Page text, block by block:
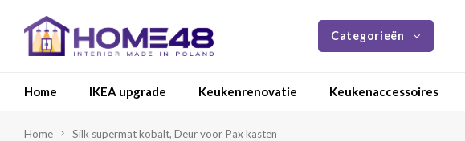
Categorieën
Home IKEA upgrade Keukenrenovatie Keukenaccessoires
Home Silk supermat kobalt, Deur voor Pax kasten